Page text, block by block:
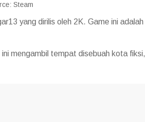
Steam
yang dirilis oleh 2K. Game ini adalah
mengambil tempat disebuah kota fiksi,